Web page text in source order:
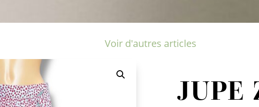
Voir d'autres articles
JUPE